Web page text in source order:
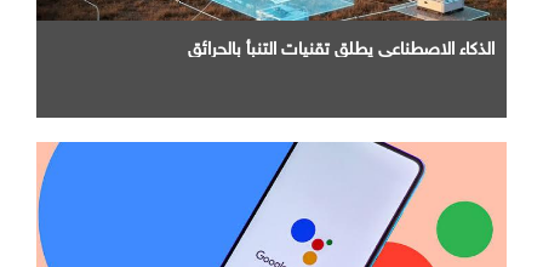
الذكاء الاصطناعي يطلق تقنيات التنبأ بالحرائق